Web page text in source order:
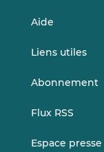
Aide
Liens utiles
Abonnement
Flux RSS
Espace presse